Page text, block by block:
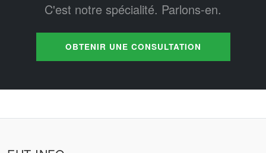
C'est notre spécialité. Parlons-en.
OBTENIR UNE CONSULTATION